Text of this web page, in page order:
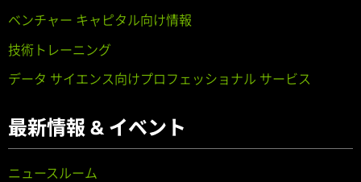
ベンチャー キャピタル向け情報
技術トレーニング
データ サイエンス向けプロフェッショナル サービス
最新情報 & イベント
ニュースルーム